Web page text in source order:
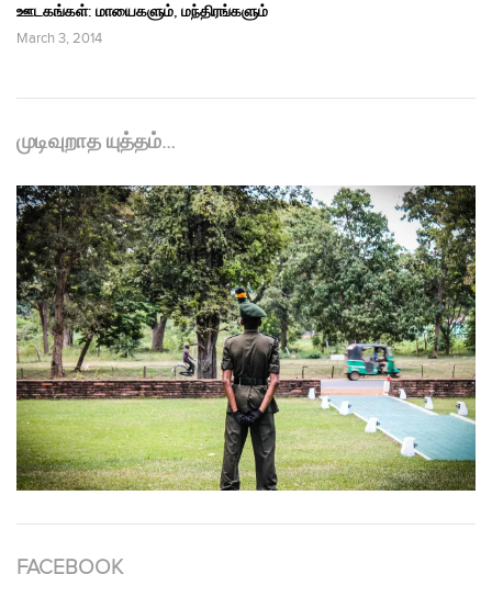
ஊடகங்கள்: மாயைகளும், மந்திரங்களும்
March 3, 2014
முடிவுறாத யுத்தம்…
FACEBOOK